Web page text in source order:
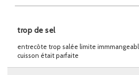
trop de sel
entrecôte trop salée limite
cuisson était parfaite